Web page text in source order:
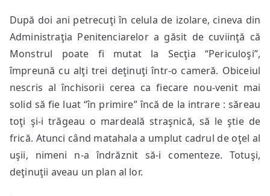
După doi ani petrecuţi în celula de izolare, cineva din
Administraţia Penitenciarelor a găsit de cuviinţă că
Monstrul poate fi mutat la Secţia “Periculoşi”,
împreună cu alţi trei deţinuţi într-o cameră. Obiceiul
nescris al închisorii cerea ca fiecare nou-venit mai
solid să fie luat “în primire” încă de la intrare : săreau
toţi şi-i trăgeau o mardeală straşnică, să le ştie de
frică. Atunci când matahala a umplut cadrul de oţel al
uşii, nimeni n-a îndrăznit să-i comenteze. Totuşi,
deţinuţii aveau un plan al lor.